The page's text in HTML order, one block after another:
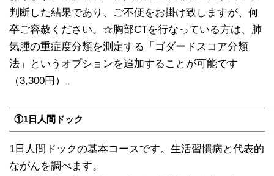
判断した結果であり、ご不便をお掛け致しますが、何
卒ご容赦ください。☆胸部CTを行なっている方は、肺
気腫の重症度分類を測定する「ゴダードスコア分類
法」というオプションを追加することが可能です
（3,300円）。
①1日人間ドック
1日人間ドックの基本コースです。生活習慣病と代表的
ながんを調べます。